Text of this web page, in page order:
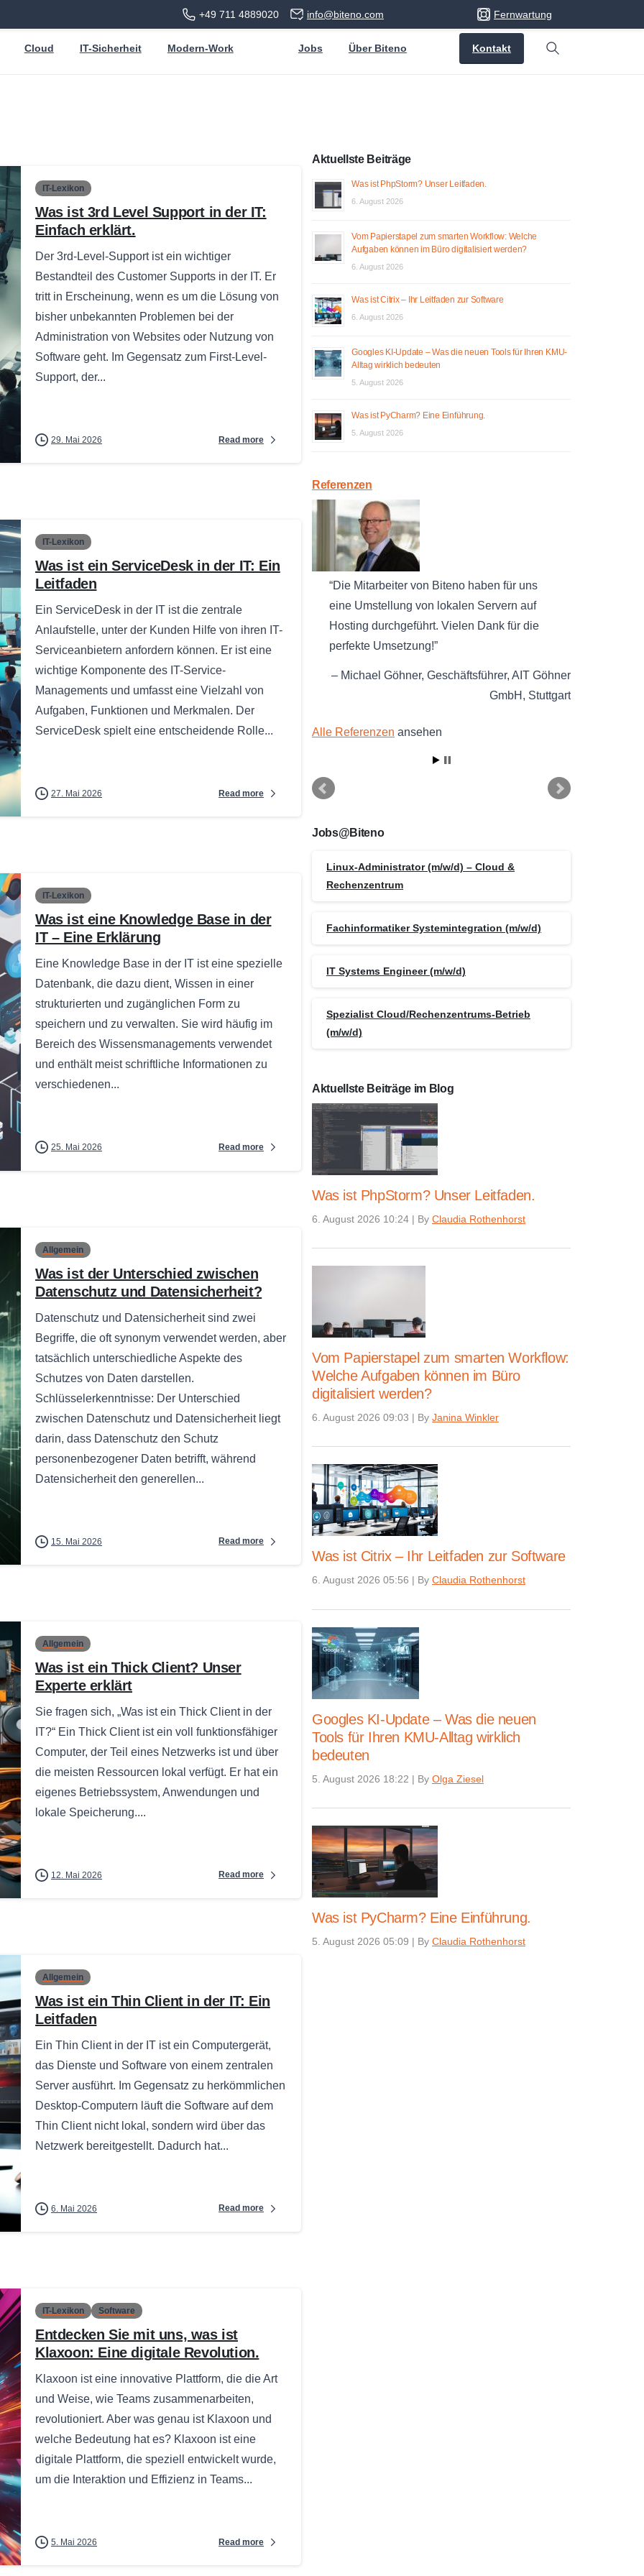
+49 711 4889020 info@biteno.com Fernwartung
Cloud IT-Sicherheit Modern-Work Jobs Über Biteno Kontakt
Search
IT-Lexikon
Was ist 3rd Level Support in der IT:
Einfach erklärt.
Der 3rd-Level-Support ist ein wichtiger
Bestandteil des Customer Supports in der IT. Er
tritt in Erscheinung, wenn es um die Lösung von
bisher unbekannten Problemen bei der
Administration von Websites oder Nutzung von
Software geht. Im Gegensatz zum First-Level-
Support, der...
29. Mai 2026 Read more
IT-Lexikon
Was ist ein ServiceDesk in der IT: Ein
Leitfaden
Ein ServiceDesk in der IT ist die zentrale
Anlaufstelle, unter der Kunden Hilfe von ihren IT-
Serviceanbietern anfordern können. Er ist eine
wichtige Komponente des IT-Service-
Managements und umfasst eine Vielzahl von
Aufgaben, Funktionen und Merkmalen. Der
ServiceDesk spielt eine entscheidende Rolle...
27. Mai 2026 Read more
IT-Lexikon
Was ist eine Knowledge Base in der
IT – Eine Erklärung
Eine Knowledge Base in der IT ist eine spezielle
Datenbank, die dazu dient, Wissen in einer
strukturierten und zugänglichen Form zu
speichern und zu verwalten. Sie wird häufig im
Bereich des Wissensmanagements verwendet
und enthält meist schriftliche Informationen zu
verschiedenen...
25. Mai 2026 Read more
Allgemein
Was ist der Unterschied zwischen
Datenschutz und Datensicherheit?
Datenschutz und Datensicherheit sind zwei
Begriffe, die oft synonym verwendet werden, aber
tatsächlich unterschiedliche Aspekte des
Schutzes von Daten darstellen.
Schlüsselerkenntnisse: Der Unterschied
zwischen Datenschutz und Datensicherheit liegt
darin, dass Datenschutz den Schutz
personenbezogener Daten betrifft, während
Datensicherheit den generellen...
15. Mai 2026 Read more
Allgemein
Was ist ein Thick Client? Unser
Experte erklärt
Sie fragen sich, „Was ist ein Thick Client in der
IT?“ Ein Thick Client ist ein voll funktionsfähiger
Computer, der Teil eines Netzwerks ist und über
die meisten Ressourcen lokal verfügt. Er hat ein
eigenes Betriebssystem, Anwendungen und
lokale Speicherung....
12. Mai 2026 Read more
Allgemein
Was ist ein Thin Client in der IT: Ein
Leitfaden
Ein Thin Client in der IT ist ein Computergerät,
das Dienste und Software von einem zentralen
Server ausführt. Im Gegensatz zu herkömmlichen
Desktop-Computern läuft die Software auf dem
Thin Client nicht lokal, sondern wird über das
Netzwerk bereitgestellt. Dadurch hat...
6. Mai 2026 Read more
IT-Lexikon Software
Entdecken Sie mit uns, was ist
Klaxoon: Eine digitale Revolution.
Klaxoon ist eine innovative Plattform, die die Art
und Weise, wie Teams zusammenarbeiten,
revolutioniert. Aber was genau ist Klaxoon und
welche Bedeutung hat es? Klaxoon ist eine
digitale Plattform, die speziell entwickelt wurde,
um die Interaktion und Effizienz in Teams...
5. Mai 2026 Read more
Aktuellste Beiträge
Was ist PhpStorm? Unser Leitfaden.
6. August 2026
Vom Papierstapel zum smarten Workflow: Welche
Aufgaben können im Büro digitalisiert werden?
6. August 2026
Was ist Citrix – Ihr Leitfaden zur Software
6. August 2026
Googles KI-Update – Was die neuen Tools für Ihren KMU-
Alltag wirklich bedeuten
5. August 2026
Was ist PyCharm? Eine Einführung.
5. August 2026
Referenzen
Die Mitarbeiter von Biteno haben für uns
eine Umstellung von lokalen Servern auf
Hosting durchgeführt. Vielen Dank für die
perfekte Umsetzung!
Michael Göhner Geschäftsführer AIT Göhner
GmbH
Stuttgart
Alle Referenzen ansehen
Jobs@Biteno
Linux-Administrator (m/w/d) – Cloud &
Rechenzentrum
Fachinformatiker Systemintegration (m/w/d)
IT Systems Engineer (m/w/d)
Spezialist Cloud/Rechenzentrums-Betrieb
(m/w/d)
Aktuellste Beiträge im Blog
Was ist PhpStorm? Unser Leitfaden.
6. August 2026 10:24 | By Claudia Rothenhorst
Vom Papierstapel zum smarten Workflow:
Welche Aufgaben können im Büro
digitalisiert werden?
6. August 2026 09:03 | By Janina Winkler
Was ist Citrix – Ihr Leitfaden zur Software
6. August 2026 05:56 | By Claudia Rothenhorst
Googles KI-Update – Was die neuen
Tools für Ihren KMU-Alltag wirklich
bedeuten
5. August 2026 18:22 | By Olga Ziesel
Was ist PyCharm? Eine Einführung.
5. August 2026 05:09 | By Claudia Rothenhorst